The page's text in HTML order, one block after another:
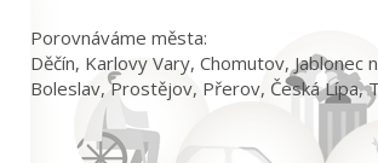
Porovnáváme města:
Děčín, Karlovy Vary, Chomutov, Jablonec
Boleslav, Prostějov, Přerov, Česká Lípa,